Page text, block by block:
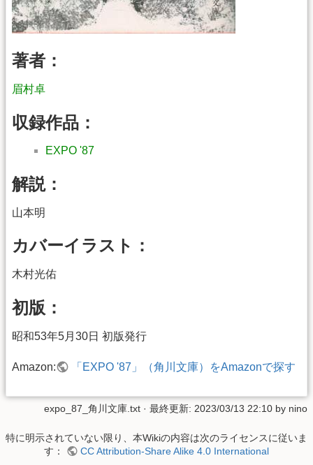
著者：
眉村卓
収録作品：
EXPO '87
解説：
山本明
カバーイラスト：
木村光佑
初版：
昭和53年5月30日 初版発行
Amazon: 「EXPO '87」（角川文庫）をAmazonで探す
expo_87_角川文庫.txt · 最終更新: 2023/03/13 22:10 by nino
特に明示されていない限り、本Wikiの内容は次のライセンスに従いま
す：
CC Attribution-Share Alike 4.0 International